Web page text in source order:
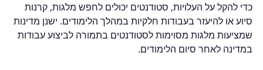
כדי להקל על העלויות, סטודנטים יכולים לחפש מלגות, קרנות
סיוע או להיעזר בעבודות חלקיות במהלך הלימודים. ישנן מדינות
שמציעות מלגות מסוימות לסטודנטים בתמורה לביצוע עבודות
במדינה לאחר סיום הלימודים.